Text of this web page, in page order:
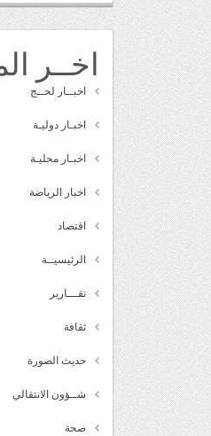
اخــر
اخبــار لحــج
اخبـار دوليـة
اخبـار محليـة
اخبار الرياضة
اقتصاد
الرئيسيــة
تقـــارير
ثقافة
حديث الصورة
شــؤون الانتقالي
صحة